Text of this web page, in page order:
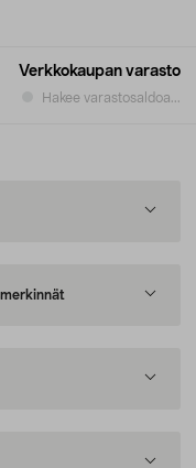
Verkkokaupan varasto
Hakee varastosaldoa...